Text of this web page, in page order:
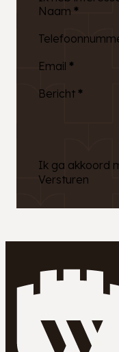
Naam *
Email *
Bericht *
Ik ga akkoord
Versturen